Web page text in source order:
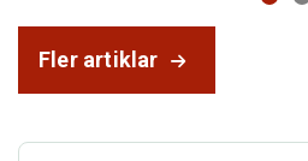
Fler artiklar